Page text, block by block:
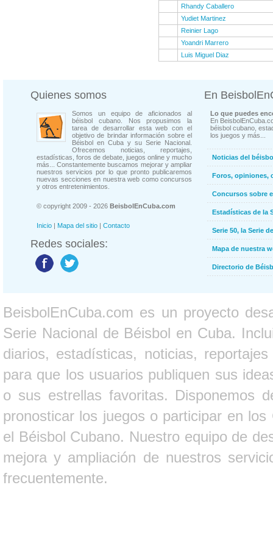
Rhandy Caballero
Yudiet Martinez
Reinier Lago
Yoandri Marrero
Luis Miguel Diaz
Quienes somos
Somos un equipo de aficionados al
béisbol cubano. Nos propusimos la
tarea de desarrollar esta web con el
objetivo de brindar información sobre el
Béisbol en Cuba y su Serie Nacional.
Ofrecemos noticias, reportajes,
estadísticas, foros de debate, juegos online y mucho
más... Constantemente buscamos mejorar y ampliar
nuestros servicios por lo que pronto publicaremos
nuevas secciones en nuestra web como concursos
y otros entretenimientos.
© copyright 2009 - 2026 BeisbolEnCuba.com
Inicio | Mapa del sitio | Contacto
Redes sociales:
En
Lo que puedes
En
béisbol cubano,
los juegos y más...
Noticias del
Foros, opiniones,
Concursos sobre
Estadísticas de la
Serie 50, la Serie
Mapa de nuestra
Directorio de
BeisbolEnCuba.com es un proyecto
Serie Nacional de Béisbol en Cuba.
diarios, estadísticas, noticias,
para que los usuarios publiquen sus
o sus estrellas favoritas. Disponemos
pronosticar los juegos o participar en
el Béisbol Cubano. Nuestro equipo de
mejora y ampliación de nuestros
frecuentemente.